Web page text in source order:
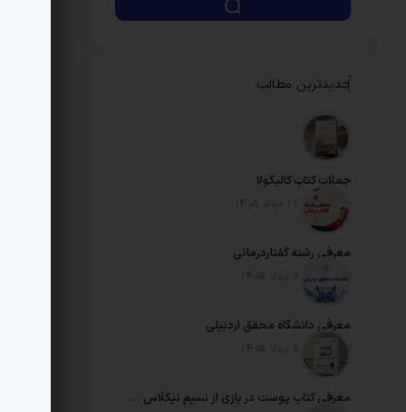
جدیدترین مطالب
جملات کتاب کالیگولا
تاریخ انتشار: 11 مرداد 1405
معرفی رشته گفتاردرمانی
تاریخ انتشار: 7 مرداد 1405
معرفی دانشگاه محقق اردبیلی
تاریخ انتشار: 5 مرداد 1405
معرفی کتاب پوست در بازی از نسیم نیکلاس طالب